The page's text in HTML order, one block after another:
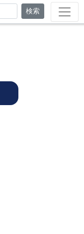
検索